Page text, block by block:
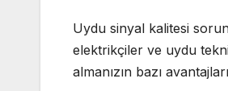
Uydu sinyal kalitesi
elektrikçiler ve uydu
almanızın bazı